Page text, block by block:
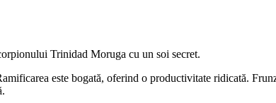
Trinidad Moruga cu un soi secret.
este bogată, oferind o productivitate ridicată.